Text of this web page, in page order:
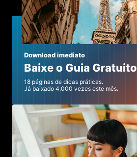
Download imediato
Baixe o Guia Gratuito
18 páginas de dicas práticas.
Já baixado 4.000 vezes este mês.